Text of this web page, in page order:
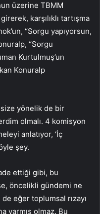
üzerine TBMM
karşılıklı tartışma
“Sorgu yapıyorsun,
“Sorgu
Kurtulmuş’un
Konuralp
size yönelik de bir
olmalı. 4 komisyon
anlatıyor, ‘İç
şey.
ettiği gibi, bu
öncelikli gündemi ne
eğer toplumsal rızayı
varmış olmaz. Bu